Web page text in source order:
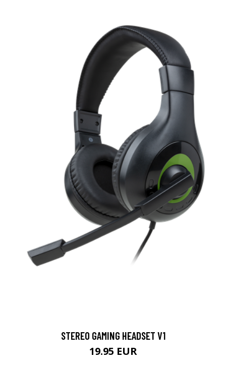
STEREO GAMING HEADSET V1
19.95 EUR